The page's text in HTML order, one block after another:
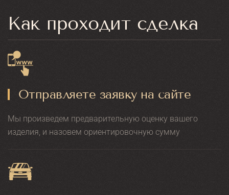
Как проходит сделка
Отправляете заявку на сайте
Мы произведем предварительную оценку вашего
изделия, и назовем ориентировочную сумму